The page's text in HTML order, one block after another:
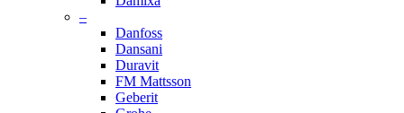
–
Danfoss
Dansani
Duravit
FM Mattsson
Geberit